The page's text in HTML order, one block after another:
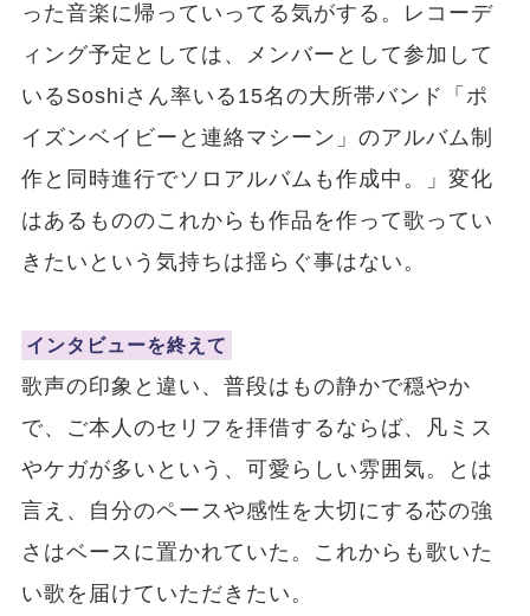
った音楽に帰っていってる気がする。レコーデ
ィング予定としては、メンバーとして参加して
いるSoshiさん率いる15名の大所帯バンド「ポ
イズンベイビーと連絡マシーン」のアルバム制
作と同時進行でソロアルバムも作成中。」変化
はあるもののこれからも作品を作って歌ってい
きたいという気持ちは揺らぐ事はない。
インタビューを終えて
歌声の印象と違い、普段はもの静かで穏やか
で、ご本人のセリフを拝借するならば、凡ミス
やケガが多いという、可愛らしい雰囲気。とは
言え、自分のペースや感性を大切にする芯の強
さはベースに置かれていた。これからも歌いた
い歌を届けていただきたい。